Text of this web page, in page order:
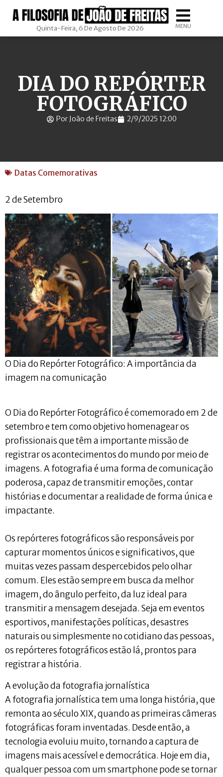
Quinta-Feira, 6 De Agosto De 2026 MENU
DIA DO REPÓRTER
FOTOGRÁFICO
Por João de Freitas 2/9/2025 12:00
Datas Comemorativas
2 de Setembro
O Dia do Repórter Fotográfico: A importância da
imagem na comunicação
O Dia do Repórter Fotográfico é comemorado em 2 de
setembro e tem como objetivo homenagear os
profissionais que têm a importante missão de
registrar os acontecimentos do mundo por meio de
imagens. A fotografia é uma forma de comunicação
poderosa, capaz de transmitir emoções, contar
histórias e documentar a realidade de forma única e
impactante.
Os repórteres fotográficos são responsáveis por
capturar momentos únicos e significativos, que
muitas vezes passam despercebidos pelo olhar
comum. Eles estão sempre em busca da melhor
imagem, do ângulo perfeito, da luz ideal para
transmitir a mensagem desejada. Seja em eventos
esportivos, manifestações políticas, desastres
naturais ou simplesmente no cotidiano das pessoas,
os repórteres fotográficos estão lá, prontos para
registrar a história.
A evolução da fotografia jornalística
A fotografia jornalística tem uma longa história, que
remonta ao século XIX, quando as primeiras câmeras
fotográficas foram inventadas. Desde então, a
tecnologia evoluiu muito, tornando a captura de
imagens mais acessível e democrática. Hoje em dia,
qualquer pessoa com um smartphone pode se tornar